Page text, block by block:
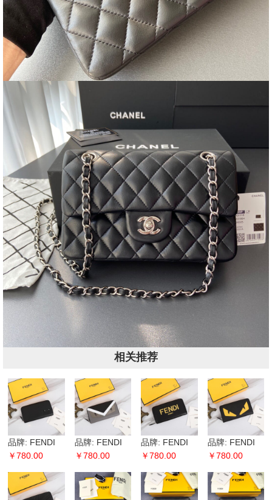
相关推荐
品牌: FENDI
芬迪 款号: 金
￥780.00
品牌: FENDI
芬迪 款号: 黑
￥780.00
品牌: FENDI
芬迪 款号: 丝
￥780.00
品牌: FENDI
芬迪 款号: 十
￥780.00